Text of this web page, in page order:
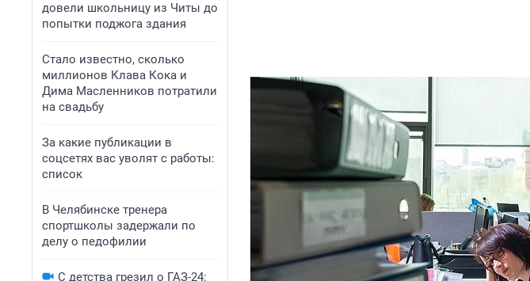
довели школьницу из Читы до
попытки поджога здания
Стало известно, сколько
миллионов Клава Кока и
Дима Масленников потратили
на свадьбу
За какие публикации в
соцсетях вас уволят с работы:
список
В Челябинске тренера
спортшколы задержали по
делу о педофилии
С детства грезил о ГАЗ-24: